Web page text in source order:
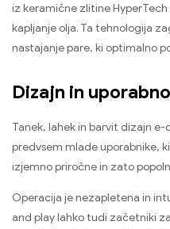
iz keramične zlitine
kapljanje olja. Ta tehnologija
nastajanje pare, ki optimalno
Dizajn in
Tanek, lahek in barvit dizajn
predvsem mlade uporabnike,
izjemno priročne in zato
Operacija je nezapletena in
and play lahko tudi začetniki